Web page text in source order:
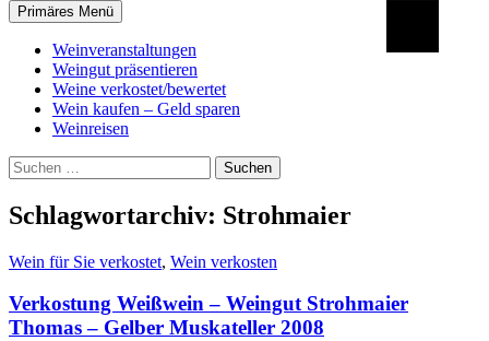
Primäres Menü
Weinveranstaltungen
Weingut präsentieren
Weine verkostet/bewertet
Wein kaufen – Geld sparen
Weinreisen
Suchen
nach:
Schlagwortarchiv: Strohmaier
Wein für Sie verkostet, Wein verkosten
Verkostung Weißwein – Weingut Strohmaier
Thomas – Gelber Muskateller 2008